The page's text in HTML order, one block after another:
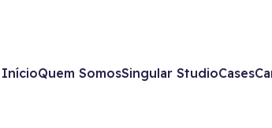
InícioQuem SomosSingular StudioCases